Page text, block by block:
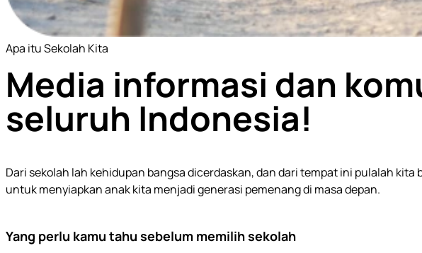
Apa itu Sekolah Kita
Media informasi dan
seluruh Indonesia!
Dari sekolah lah kehidupan bangsa dicerdaskan, dan dari tempat ini pulalah
untuk menyiapkan anak kita menjadi generasi pemenang di masa depan.
Yang perlu kamu tahu sebelum memilih sekolah